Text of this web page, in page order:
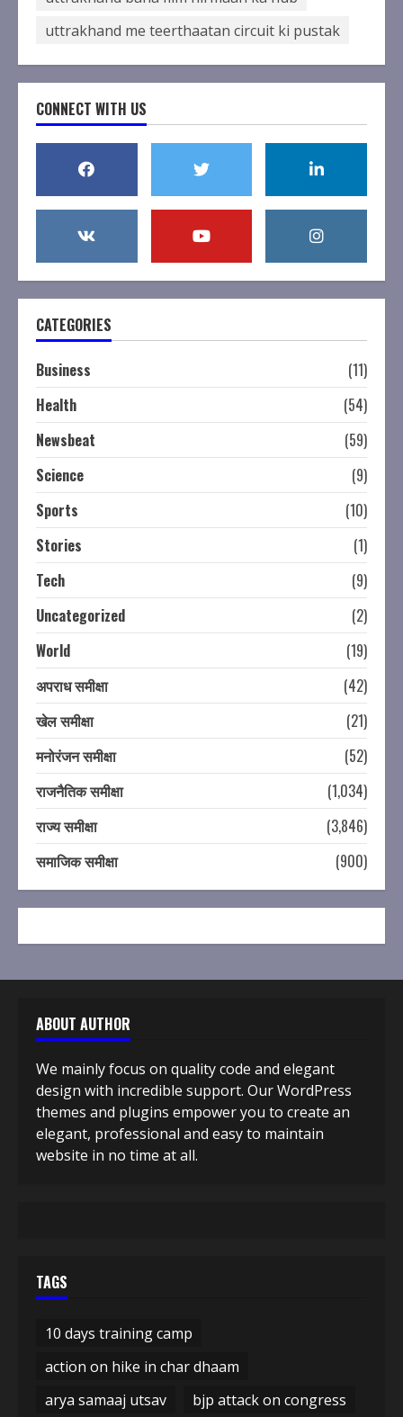
uttrakhand me teerthaatan circuit ki pustak
CONNECT WITH US
CATEGORIES
Business
(11)
Health
(54)
Newsbeat
(59)
Science
(9)
Sports
(10)
Stories
(1)
Tech
(9)
Uncategorized
(2)
World
(19)
अपराध समीक्षा
(42)
खेल समीक्षा
(21)
मनोरंजन समीक्षा
(52)
राजनैतिक समीक्षा
(1,034)
राज्य समीक्षा
(3,846)
समाजिक समीक्षा
(900)
ABOUT AUTHOR
We mainly focus on quality code and elegant
design with incredible support. Our WordPress
themes and plugins empower you to create an
elegant, professional and easy to maintain
website in no time at all.
TAGS
10 days training camp
action on hike in char dhaam
arya samaaj utsav
bjp attack on congress